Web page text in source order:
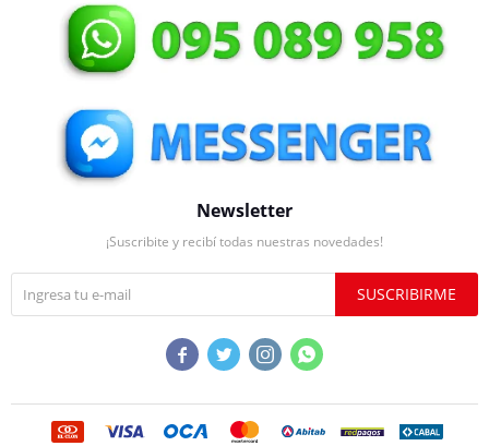
Newsletter
¡Suscribite y recibí todas nuestras novedades!
SUSCRIBIRME
   